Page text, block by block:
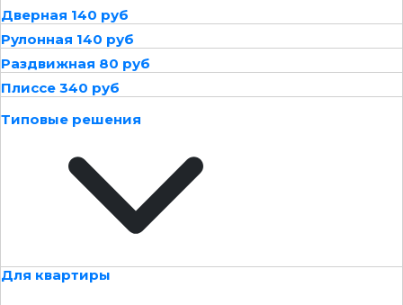
Дверная 140 руб
Рулонная 140 руб
Раздвижная 80 руб
Плиссе 340 руб
Типовые решения
Для квартиры